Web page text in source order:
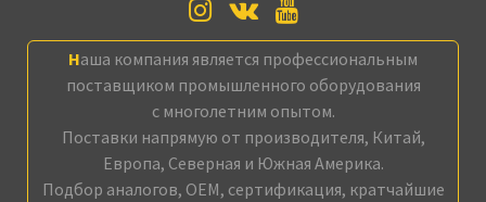
Наша компания является профессиональным
поставщиком промышленного оборудования
с многолетним опытом.
Поставки напрямую от производителя, Китай,
Европа, Северная и Южная Америка.
Подбор аналогов, OEM, сертификация, кратчайшие